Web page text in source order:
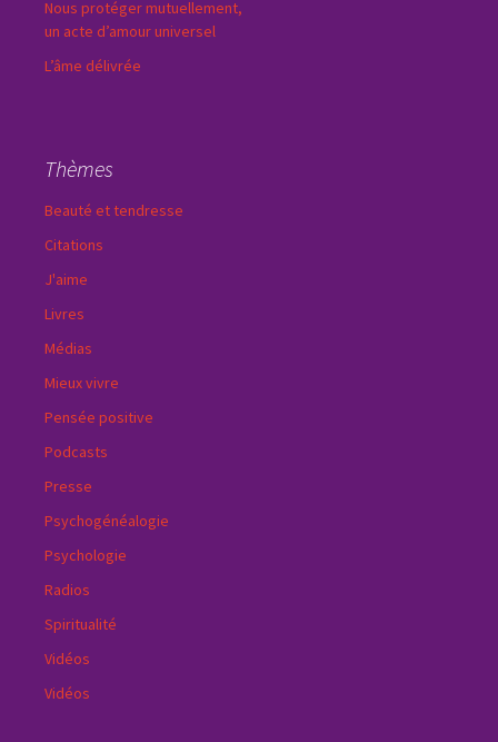
Nous protéger mutuellement,
un acte d’amour universel
L’âme délivrée
Thèmes
Beauté et tendresse
Citations
J'aime
Livres
Médias
Mieux vivre
Pensée positive
Podcasts
Presse
Psychogénéalogie
Psychologie
Radios
Spiritualité
Vidéos
Vidéos